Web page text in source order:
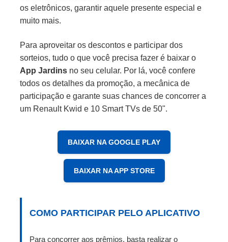
os eletrônicos, garantir aquele presente especial e
muito mais.
Para aproveitar os descontos e participar dos
sorteios, tudo o que você precisa fazer é baixar o
App Jardins no seu celular. Por lá, você confere
todos os detalhes da promoção, a mecânica de
participação e garante suas chances de concorrer a
um Renault Kwid e 10 Smart TVs de 50".
BAIXAR NA GOOGLE PLAY
BAIXAR NA APP STORE
COMO PARTICIPAR PELO APLICATIVO
Para concorrer aos prêmios, basta realizar o